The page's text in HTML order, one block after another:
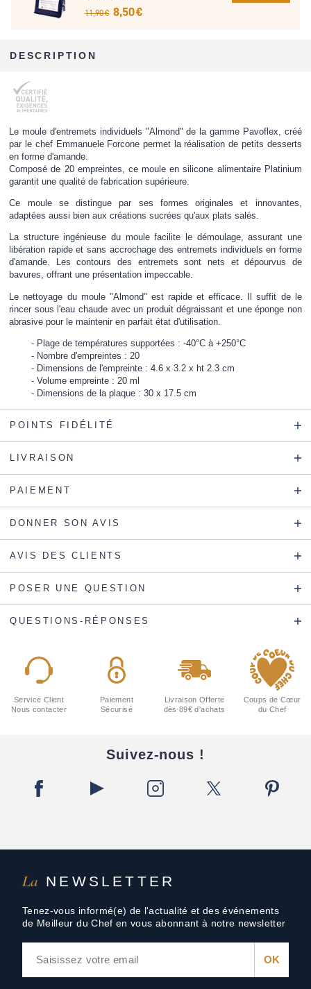
11,90 € 8,50 €
DESCRIPTION
Le moule d'entremets individuels "Almond" de la gamme Pavoflex, créé
par le chef Emmanuele Forcone permet la réalisation de petits desserts
en forme d'amande.
Composé de 20 empreintes, ce moule en silicone alimentaire Platinium
garantit une qualité de fabrication supérieure.
Ce moule se distingue par ses formes originales et innovantes,
adaptées aussi bien aux créations sucrées qu'aux plats salés.
La structure ingénieuse du moule facilite le démoulage, assurant une
libération rapide et sans accrochage des entremets individuels en forme
d'amande. Les contours des entremets sont nets et dépourvus de
bavures, offrant une présentation impeccable.
Le nettoyage du moule "Almond" est rapide et efficace. Il suffit de le
rincer sous l'eau chaude avec un produit dégraissant et une éponge non
abrasive pour le maintenir en parfait état d'utilisation.
Plage de températures supportées : -40°C à +250°C
Nombre d'empreintes : 20
Dimensions de l'empreinte : 4.6 x 3.2 x ht 2.3 cm
Volume empreinte : 20 ml
Dimensions de la plaque : 30 x 17.5 cm
POINTS FIDÉLITÉ
LIVRAISON
PAIEMENT
DONNER SON AVIS
AVIS DES CLIENTS
POSER UNE QUESTION
QUESTIONS-RÉPONSES
La NEWSLETTER
Tenez-vous informé(e) de l'actualité et des événements
de Meilleur du Chef en vous abonnant à notre newsletter
Service Client
Nous contacter
Paiement
Sécurisé
Livraison Offerte
dès 89€ d'achats
Coups de Cœur
du Chef
Suivez-nous !